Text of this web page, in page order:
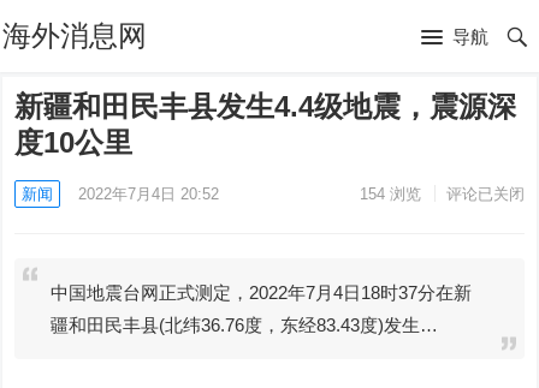
海外消息网 导航
新疆和田民丰县发生4.4级地震，震源深
度10公里
新闻 2022年7月4日 20:52 154浏览 评论已关闭
中国地震台网正式测定，2022年7月4日18时37分在新
疆和田民丰县(北纬36.76度，东经83.43度)发生…